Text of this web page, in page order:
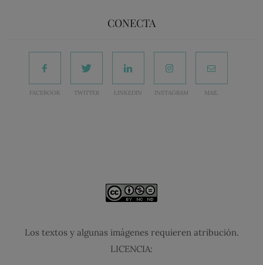
CONECTA
FACEBOOK TWITTER LINKEDIN INSTAGRAM MAIL
Los textos y algunas imágenes requieren atribución.
LICENCIA: